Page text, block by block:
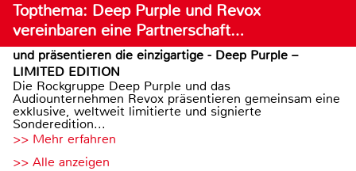
Topthema: Deep Purple und Revox
vereinbaren eine Partnerschaft…
und präsentieren die einzigartige - Deep Purple –
LIMITED EDITION
Die Rockgruppe Deep Purple und das
Audiounternehmen Revox präsentieren gemeinsam eine
exklusive, weltweit limitierte und signierte
Sonderedition...
>> Mehr erfahren
>> Alle anzeigen